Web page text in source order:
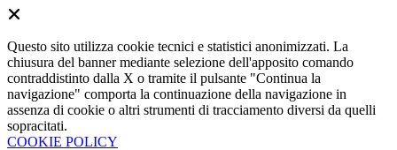
Questo sito utilizza cookie tecnici e statistici anonimizzati. La
chiusura del banner mediante selezione dell'apposito comando
contraddistinto dalla X o tramite il pulsante "Continua la
navigazione" comporta la continuazione della navigazione in
assenza di cookie o altri strumenti di tracciamento diversi da quelli
sopracitati.
COOKIE POLICY